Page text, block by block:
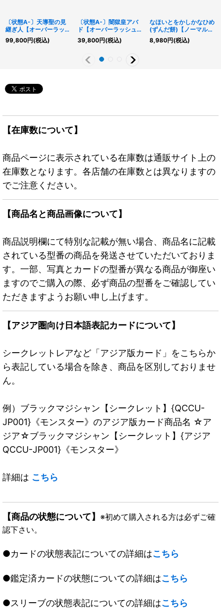
〔状態A-〕天導聖の見
継ぎ人【オーバーラッシ
ュレア PREMIUM
BLACK Ver.】
99,800円(税込)
〔状態A-〕闇獄皇アバ
ド【オーバーラッシュレ
ア PREMIUM BLACK
Ver.】{RD/KP22-
ー》
39,800円(税込)
なほいとをかしかなひめ
(ずんだ餅)【ノーマルパ
ラレル】{RD/SS01-
JP002}《RDリチュア
8,980円(税込)
【在庫数について】
商品ページに表示されている在庫数は通販サイト上の
在庫数となります。各店舗の在庫数とは異なりますの
でご注意ください。
【商品名と商品画像について】
商品説明欄にて特別な記載が無い場合、商品名に記載
されている型番の商品を発送させていただいておりま
す。一部、写真とカードの型番が異なる商品が御座い
ますのでご購入の際、必ず商品の型番をご確認してい
ただきますようお願い申し上げます。
【アジア圏向け日本語表記カードについて】
シークレットレアなど「アジア版カード」をこちらか
ら表記している場合を除き、商品を区別しておりませ
ん。
例）ブラックマジシャン【シークレット】{QCCU-
JP001}《モンスター》のアジア版カード商品名 ☆ア
ジア☆ブラックマジシャン【シークレット】{アジア
QCCU-JP001}《モンスター》
詳細は こちら
【商品の状態について】 ※初めて購入される方は必ずご確
認下さい。
●カードの状態表記についての詳細はこちら
●鑑定済カードの状態についての詳細はこちら
●スリーブの状態表記についての詳細はこちら